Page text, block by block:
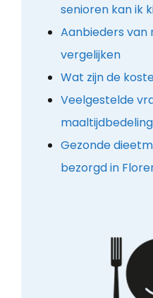
senioren kan ik
Aanbieders van
vergelijken
Wat zijn de
Veelgestelde
maaltijdbedeling
Gezonde
bezorgd in